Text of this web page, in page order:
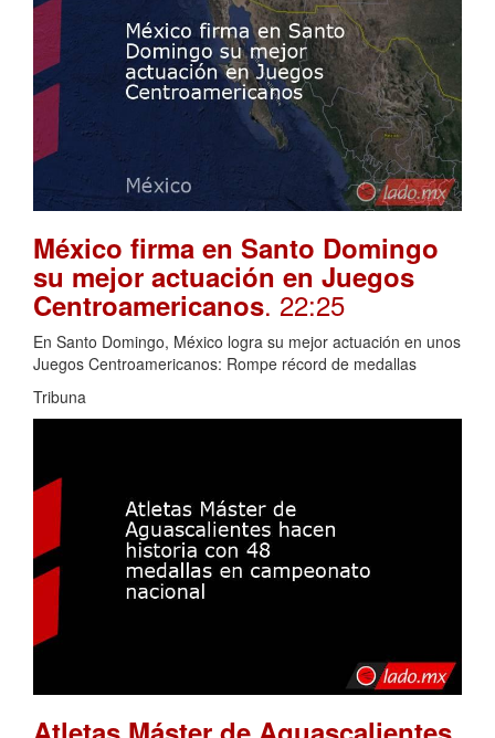
México firma en Santo Domingo
su mejor actuación en Juegos
Centroamericanos. 22:25
En Santo Domingo, México logra su mejor actuación en unos
Juegos Centroamericanos: Rompe récord de medallas
Tribuna